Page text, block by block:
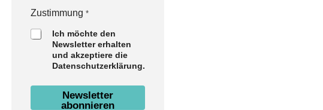
n
Zustimmung *
Ich möchte den
Newsletter erhalten
und akzeptiere die
Datenschutzerklärung.
Newsletter
abonnieren